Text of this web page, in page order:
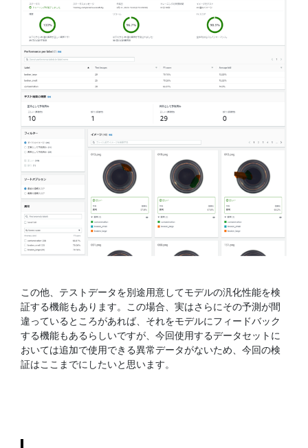
この他、テストデータを別途用意してモデルの汎化性能を検
証する機能もあります。この場合、実はさらにその予測が間
違っているところがあれば、それをモデルにフィードバック
する機能もあるらしいですが、今回使用するデータセットに
おいては追加で使用できる異常データがないため、今回の検
証はここまでにしたいと思います。